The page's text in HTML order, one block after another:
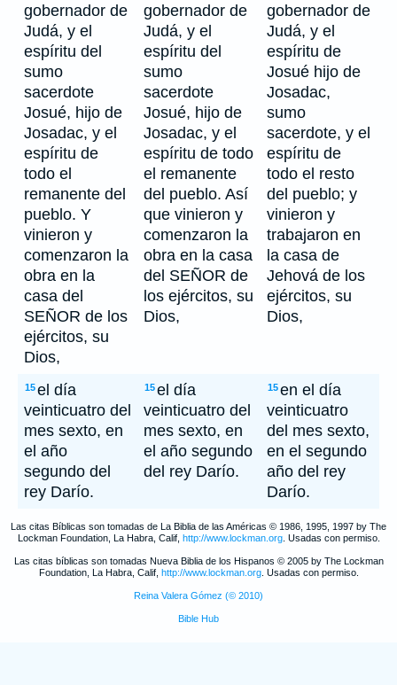
gobernador de
Judá, y el
espíritu del
sumo
sacerdote
Josué, hijo de
Josadac, y el
espíritu de
todo el
remanente del
pueblo. Y
vinieron y
comenzaron la
obra en la
casa del
SEÑOR de los
ejércitos, su
Dios,
gobernador de
Judá, y el
espíritu del
sumo
sacerdote
Josué, hijo de
Josadac, y el
espíritu de todo
el remanente
del pueblo. Así
que vinieron y
comenzaron la
obra en la casa
del SEÑOR de
los ejércitos, su
Dios,
gobernador de
Judá, y el
espíritu de
Josué hijo de
Josadac,
sumo
sacerdote, y el
espíritu de
todo el resto
del pueblo; y
vinieron y
trabajaron en
la casa de
Jehová de los
ejércitos, su
Dios,
15el día
veinticuatro del
mes sexto, en
el año
segundo del
rey Darío.
15el día
veinticuatro del
mes sexto, en
el año segundo
del rey Darío.
15en el día
veinticuatro
del mes sexto,
en el segundo
año del rey
Darío.
Las citas Bíblicas son tomadas de La Biblia de las Américas © 1986, 1995, 1997 by The
Lockman Foundation, La Habra, Calif, http://www.lockman.org. Usadas con permiso.
Las citas bíblicas son tomadas Nueva Biblia de los Hispanos © 2005 by The Lockman
Foundation, La Habra, Calif, http://www.lockman.org. Usadas con permiso.
Reina Valera Gómez (© 2010)
Bible Hub